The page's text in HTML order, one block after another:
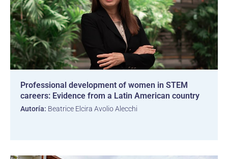
Professional development of women in STEM
careers: Evidence from a Latin American country
Autoría: Beatrice Elcira Avolio Alecchi